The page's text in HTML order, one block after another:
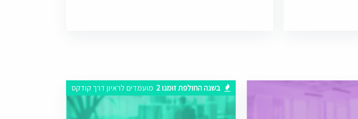
בשנה החולפת זומנו 2 מועמדים לראיון דרך קודקס